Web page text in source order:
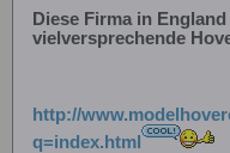
Diese Firma in
vielversprechende
http://
q=index.html